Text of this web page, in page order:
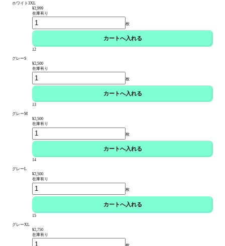
ホワイト3XL
¥2,999
在庫有り
枚
12
グレーS
¥2,500
在庫有り
枚
13
グレーM
¥2,500
在庫有り
枚
14
グレーL
¥2,500
在庫有り
枚
15
グレーXL
¥2,750
在庫有り
枚